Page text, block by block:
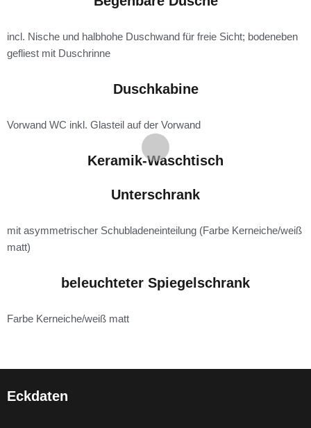
incl. Nische und halbhohe Duschwand für freie Sicht; bodeneben
gefliest mit Duschrinne
Duschkabine
Vorwand WC inkl. Glasteil auf der Vorwand
Keramik-Waschtisch
Unterschrank
mit asymmetrischer Schubladeneinteilung (Farbe Kerneiche/weiß
matt)
beleuchteter Spiegelschrank
Farbe Kerneiche/weiß matt
Eckdaten